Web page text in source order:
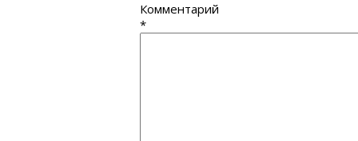
Комментарий
*